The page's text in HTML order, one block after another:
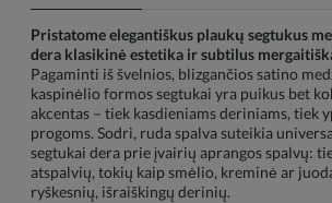
Pristatome elegantiškus plaukų segtukus
dera klasikinė estetika ir subtilus
Pagaminti iš švelnios, blizgančios satino
kaspinėlio formos segtukai yra puikus bet
akcentas – tiek kasdieniams deriniams, tiek
progoms. Sodri, ruda spalva suteikia
segtukai dera prie įvairių aprangos spalvų:
atspalvių, tokių kaip smėlio, kreminė ar
ryškesnių, išraiškingų derinių.